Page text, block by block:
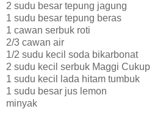
2 sudu besar tepung jagung
1 sudu besar tepung beras
1 cawan serbuk roti
2/3 cawan air
1/2 sudu kecil soda bikarbonat
2 sudu kecil serbuk Maggi Cukup
1 sudu kecil lada hitam tumbuk
1 sudu besar jus lemon
minyak